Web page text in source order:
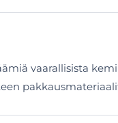
vaarallisista